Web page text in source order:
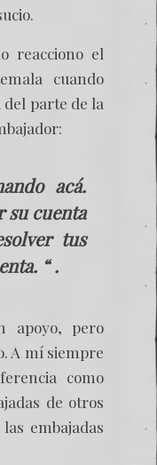
reacciono el
cuando
parte de la
acá.
su cuenta
tus
“ .
apoyo, pero
A mí siempre
como
de otros
embajadas